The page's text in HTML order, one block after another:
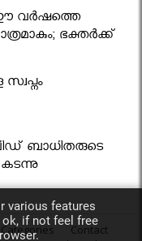
വർഷത്തെ
ഭക്തർക്ക്
ബാധിതരുടെ
Categories
Contact
various features
ok, if not feel free